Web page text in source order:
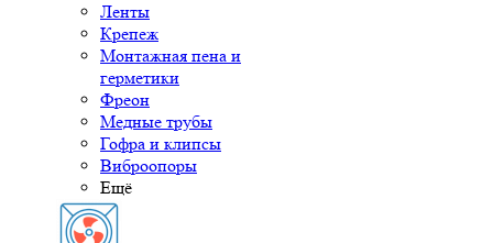
Ленты
Крепеж
Монтажная пена и
герметики
Фреон
Медные трубы
Гофра и клипсы
Виброопоры
Ещё